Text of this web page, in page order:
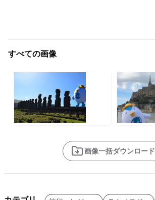
すべての画像
画像一括ダウンロード